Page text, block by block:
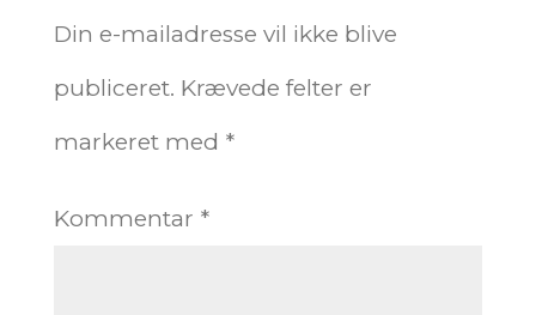
Din e-mailadresse vil ikke blive
publiceret. Krævede felter er
markeret med *
Kommentar *